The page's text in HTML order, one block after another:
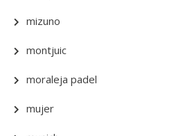
mizuno
montjuic
moraleja padel
mujer